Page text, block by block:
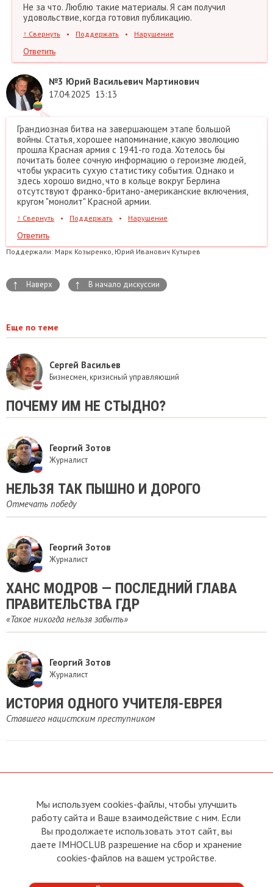
Не за что. Люблю такие материалы. Я сам получил
удовольствие, когда готовил публикацию.
↑ Свернуть • Поддержать • Нарушение
Ответить
№3 Юрий Васильевич Мартинович
17.04.2025 13:13
Грандиозная битва на завершающем этапе большой
войны. Статья, хорошее напоминание, какую эволюцию
прошла Красная армия с 1941-го года. Хотелось бы
почитать более сочную информацию о героизме людей,
чтобы украсить сухую статистику события. Однако и
здесь хорошо видно, что в кольце вокруг Берлина
отсутствуют франко-британо-американские включения,
кругом "монолит" Красной армии.
↑ Свернуть • Поддержать • Нарушение
Ответить
Поддержали: Марк Козыренко, Юрий Иванович Кутырев
↑ Наверх ↑ В начало дискуссии
Еще по теме
Сергей Васильев
Бизнесмен, кризисный управляющий
​ПОЧЕМУ ИМ НЕ СТЫДНО?
Георгий Зотов
Журналист
НЕЛЬЗЯ ТАК ПЫШНО И ДОРОГО
Отмечать победу
Георгий Зотов
Журналист
ХАНС МОДРОВ — ПОСЛЕДНИЙ ГЛАВА
ПРАВИТЕЛЬСТВА ГДР
«Такое никогда нельзя забыть»
Георгий Зотов
Журналист
ИСТОРИЯ ОДНОГО УЧИТЕЛЯ-ЕВРЕЯ
Ставшего нацистским преступником
О сайте
Условия пользования
Политика конфиденциальности
Прямая связь с
Председателем
Прямая связь c членами клуба
Реклама
Контакты
Мы используем cookies-файлы, чтобы улучшить
работу сайта и Ваше взаимодействие с ним. Если
Вы продолжаете использовать этот сайт, вы
даете IMHOCLUB разрешение на сбор и хранение
cookies-файлов на вашем устройстве.